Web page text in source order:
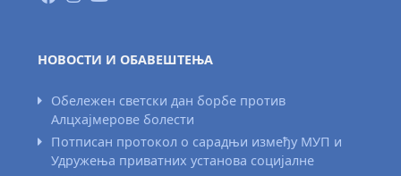
НОВОСТИ И ОБАВЕШТЕЊА
Обележен светски дан борбе против
Алцхајмерове болести
Потписан протокол о сарадњи између МУП и
Удружења приватних установа социјалне